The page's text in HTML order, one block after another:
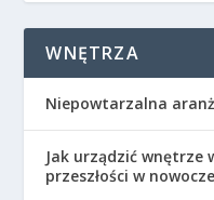
WNĘTRZA
Niepowtarzalna
Jak urządzić wnętrze
przeszłości w